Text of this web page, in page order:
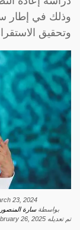
وذلك في إطار
وتحقيق
23, 2024
بواسطةسارة
تم تعديله 26, 2025